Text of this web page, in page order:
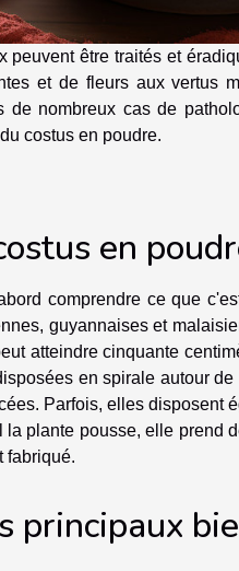
peuvent être traités et
et de fleurs aux vertus
de nombreux cas de
costus en poudre.
en
comprendre ce que
guyannaises et
atteindre cinquante
en spirale autour
Parfois, elles disposent
plante pousse, elle prend
fabriqué.
principaux